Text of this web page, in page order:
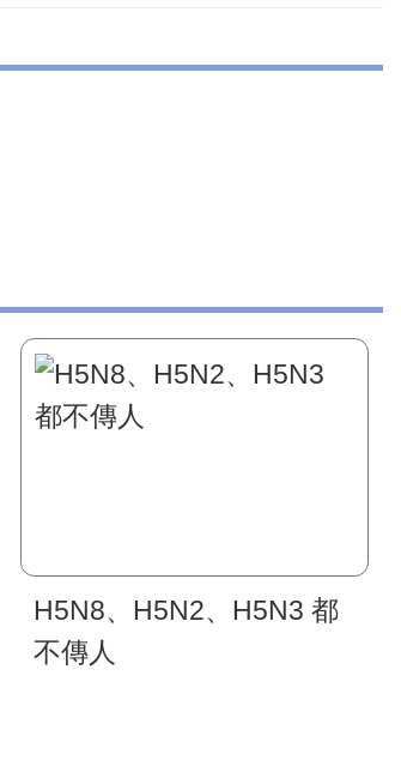
H5N8、H5N2、H5N3 都
不傳人